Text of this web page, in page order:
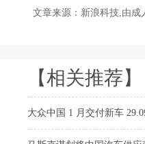
文章来源：新浪科技,由成
【相关推荐】
大众中国 1 月交付新车